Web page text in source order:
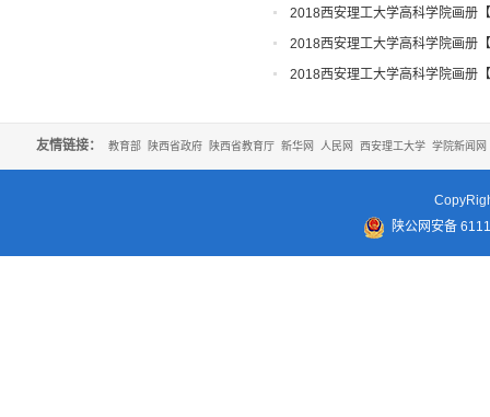
知
2018西安理工大学高科学院画册
2018西安理工大学高科学院画册
2018西安理工大学高科学院画册
友情链接： 教育部 陕西省政府 陕西省教育厅 新华网 人民网 西安理工大学 学院新闻网
陕公网安备